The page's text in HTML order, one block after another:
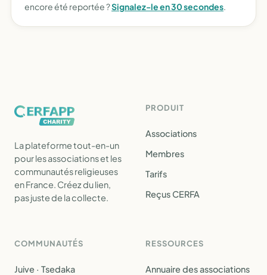
encore été reportée ?Signalez-le en 30 secondes.
La plateforme tout-en-un
pour les associations et les
communautés religieuses
en France. Créez du lien,
pas juste de la collecte.
PRODUIT
Associations
Membres
Tarifs
Reçus CERFA
COMMUNAUTÉS
Juive · Tsedaka
RESSOURCES
Annuaire des associations